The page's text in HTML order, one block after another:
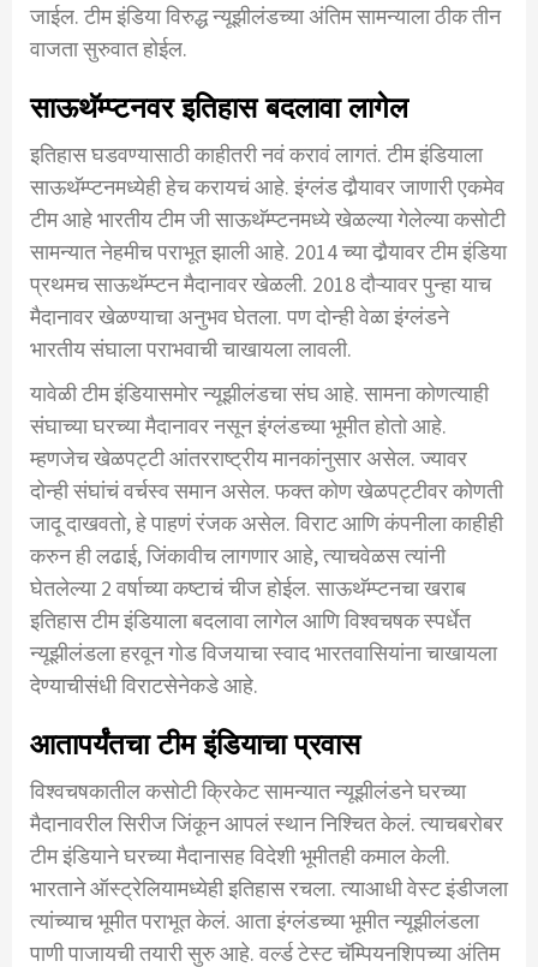
जाईल. टीम इंडिया विरुद्ध न्यूझीलंडच्या अंतिम सामन्याला ठीक तीन
वाजता सुरुवात होईल.
साऊथॅम्प्टनवर इतिहास बदलावा लागेल
इतिहास घडवण्यासाठी काहीतरी नवं करावं लागतं. टीम इंडियाला
साऊथॅम्प्टनमध्येही हेच करायचं आहे. इंग्लंड दौर्‍यावर जाणारी एकमेव
टीम आहे भारतीय टीम जी साऊथॅम्प्टनमध्ये खेळल्या गेलेल्या कसोटी
सामन्यात नेहमीच पराभूत झाली आहे. 2014 च्या दौर्‍यावर टीम इंडिया
प्रथमच साऊथॅम्प्टन मैदानावर खेळली. 2018 दौऱ्यावर पुन्हा याच
मैदानावर खेळण्याचा अनुभव घेतला. पण दोन्ही वेळा इंग्लंडने
भारतीय संघाला पराभवाची चाखायला लावली.
यावेळी टीम इंडियासमोर न्यूझीलंडचा संघ आहे. सामना कोणत्याही
संघाच्या घरच्या मैदानावर नसून इंग्लंडच्या भूमीत होतो आहे.
म्हणजेच खेळपट्टी आंतरराष्ट्रीय मानकांनुसार असेल. ज्यावर
दोन्ही संघांचं वर्चस्व समान असेल. फक्त कोण खेळपट्टीवर कोणती
जादू दाखवतो, हे पाहणं रंजक असेल. विराट आणि कंपनीला काहीही
करुन ही लढाई, जिंकावीच लागणार आहे, त्याचवेळस त्यांनी
घेतलेल्या 2 वर्षाच्या कष्टाचं चीज होईल. साऊथॅम्प्टनचा खराब
इतिहास टीम इंडियाला बदलावा लागेल आणि विश्वचषक स्पर्धेत
न्यूझीलंडला हरवून गोड विजयाचा स्वाद भारतवासियांना चाखायला
देण्याचीसंधी विराटसेनेकडे आहे.
आतापर्यंतचा टीम इंडियाचा प्रवास
विश्वचषकातील कसोटी क्रिकेट सामन्यात न्यूझीलंडने घरच्या
मैदानावरील सिरीज जिंकून आपलं स्थान निश्चित केलं. त्याचबरोबर
टीम इंडियाने घरच्या मैदानासह विदेशी भूमीतही कमाल केली.
भारताने ऑस्ट्रेलियामध्येही इतिहास रचला. त्याआधी वेस्ट इंडीजला
त्यांच्याच भूमीत पराभूत केलं. आता इंग्लंडच्या भूमीत न्यूझीलंडला
पाणी पाजायची तयारी सुरु आहे. वर्ल्ड टेस्ट चॅम्पियनशिपच्या अंतिम